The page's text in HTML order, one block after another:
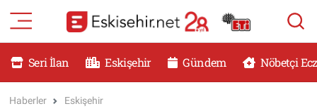
Seri İlan Eskişehir Gündem Nöbetçi
Haberler Eskişehir
RESMİ İLANLAR
Eskişehir Nöbetçi Eczaneler